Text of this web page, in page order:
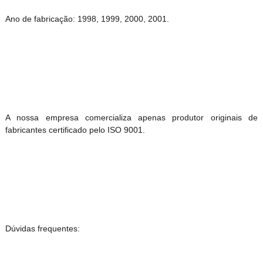
Ano de fabricação: 1998, 1999, 2000, 2001.
A nossa empresa comercializa apenas produtor originais de
fabricantes certificado pelo ISO 9001.
Dúvidas frequentes: